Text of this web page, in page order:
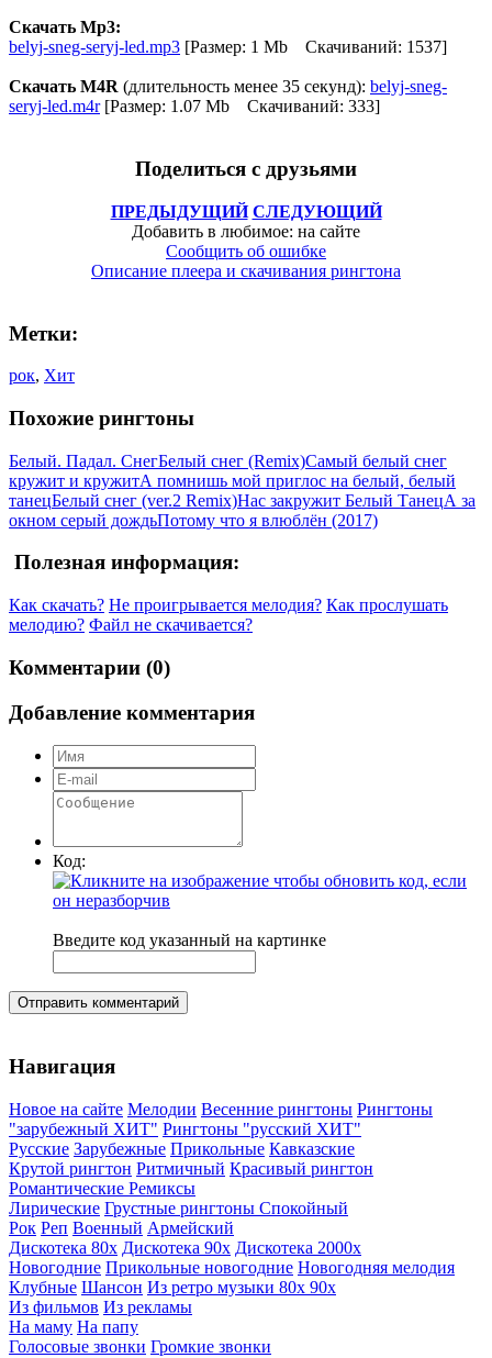
Скачать Mp3:
belyj-sneg-seryj-led.mp3 [Размер: 1 Mb Скачиваний: 1537]
Скачать M4R (длительность менее 35 секунд): belyj-sneg-
seryj-led.m4r[Размер: 1.07 Mb Скачиваний: 333]
Поделиться с друзьями
ПРЕДЫДУЩИЙ СЛЕДУЮЩИЙ
Добавить в любимое: на сайте
Сообщить об ошибке
Описание плеера и скачивания рингтона
Метки:
рок, Хит
Похожие рингтоны
Белый. Падал. СнегБелый снег (Remix)Самый белый снег
кружит и кружитА помнишь мой приглос на белый, белый
танецБелый снег (ver.2 Remix)Нас закружит Белый ТанецА за
окном серый дождьПотому что я влюблён (2017)
Полезная информация:
Как скачать? Не проигрывается мелодия? Как прослушать
мелодию? Файл не скачивается?
Комментарии (0)
Добавление комментария
Код:
Введите код указанный на картинке
Отправить комментарий
Навигация
Новое на сайте Мелодии Весенние рингтоны Рингтоны
"зарубежный ХИТ" Рингтоны "русский ХИТ"
Русские Зарубежные Прикольные Кавказские
Крутой рингтон Ритмичный Красивый рингтон
Романтические Ремиксы
Лирические Грустные рингтоны Спокойный
Рок Реп Военный Армейский
Дискотека 80х Дискотека 90х Дискотека 2000х
Новогодние Прикольные новогодние Новогодняя мелодия
Клубные Шансон Из ретро музыки 80х 90х
Из фильмов Из рекламы
На маму На папу
Голосовые звонки Громкие звонки